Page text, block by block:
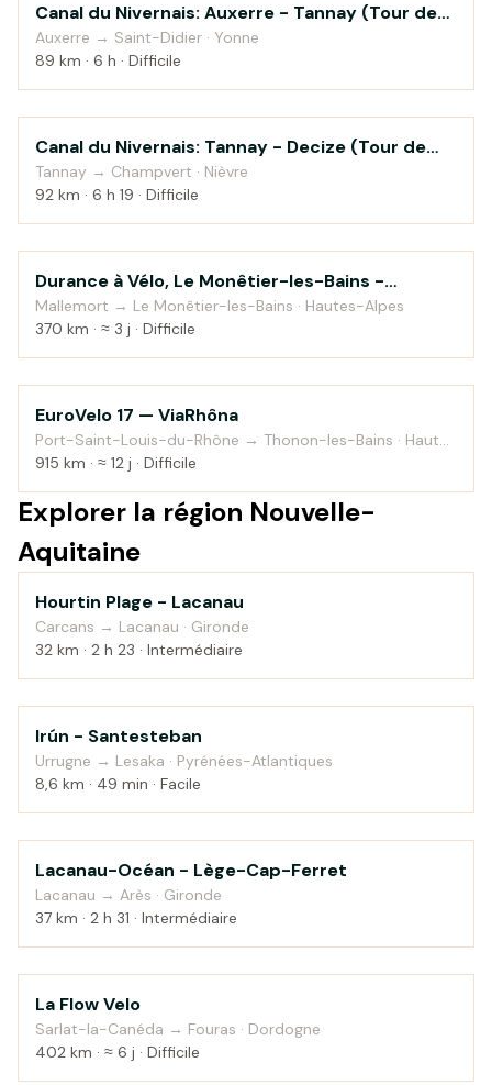
Au fil de l'eau
Canal du Nivernais: Auxerre - Tannay (Tour de
Bourgogne à vélo)
Auxerre → Saint-Didier · Yonne
89 km · 6 h · Difficile
Au fil de l'eau
Canal du Nivernais: Tannay - Decize (Tour de
Bourgogne à vélo)
Tannay → Champvert · Nièvre
92 km · 6 h 19 · Difficile
Au fil de l'eau
Durance à Vélo, Le Monêtier-les-Bains -
Sisteron
Mallemort → Le Monêtier-les-Bains · Hautes-Alpes
370 km · ≈ 3 j · Difficile
Au fil de l'eau
EuroVelo 17 — ViaRhôna
Port-Saint-Louis-du-Rhône → Thonon-les-Bains · Haute-
Savoie
915 km · ≈ 12 j · Difficile
Explorer la région Nouvelle-
Aquitaine
Bord de mer
Hourtin Plage - Lacanau
Carcans → Lacanau · Gironde
32 km · 2 h 23 · Intermédiaire
Au fil de l'eau
Irún - Santesteban
Urrugne → Lesaka · Pyrénées-Atlantiques
8,6 km · 49 min · Facile
Bord de mer
Lacanau-Océan - Lège-Cap-Ferret
Lacanau → Arès · Gironde
37 km · 2 h 31 · Intermédiaire
Campagne
La Flow Velo
Sarlat-la-Canéda → Fouras · Dordogne
402 km · ≈ 6 j · Difficile